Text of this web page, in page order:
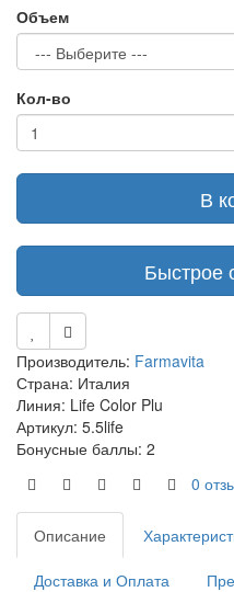
Объем
Кол-во
В
Быстрое
Производитель: Farmavita
Страна: Италия
Линия: Life Color Plu
Артикул: 5.5life
Бонусные баллы: 2
0
Описание
Доставка и Оплата